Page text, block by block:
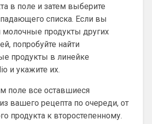
в поле и затем выберите
списка. Если вы
молочные продукты других
попробуйте найти
продукты в линейке
и укажите их.
поле все оставшиеся
вашего рецепта по очереди, от
продукта к второстепенному.